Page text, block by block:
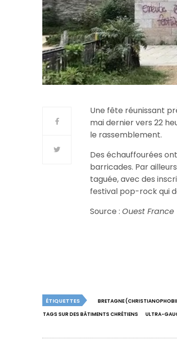
Une fête réunissant
mai dernier vers 22
le rassemblement.
Des échauffourées
barricades. Par
taguée, avec des
festival pop-rock qui
Source :Ouest France
ÉTIQUETTES BRETAGNE
TAGS SUR DES BÂTIMENTS CHRÉTIENS
ULTRA-